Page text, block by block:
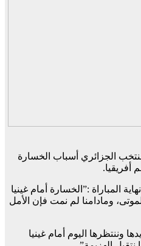
الجزائري أسباب الخسارة
أفريقيا.
المباراة :”الخسارة أمام غينيا
ومادامنا لم نمت فإن الأمل
وننتظرها اليوم أمام غينيا